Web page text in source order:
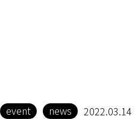
event news 2022.03.14